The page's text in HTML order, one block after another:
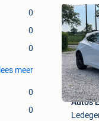
0
0
0
lees meer
0
0
Autos